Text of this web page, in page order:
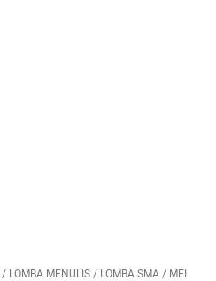
/ LOMBA MENULIS / LOMBA SMA / MEI